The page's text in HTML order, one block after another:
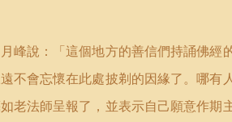
峰說：「這個地方的善信們持誦佛
不會忘懷在此處披剃的因緣了。哪
老法師呈報了，並表示自己願意作